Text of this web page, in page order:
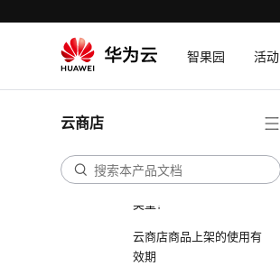
智果园 活动
云商店
如何在云商店发布商品？
如何发布多SKU定价规
如何判断发布的商品对应
云商店上的哪种商品接入
类型？
云商店商品上架的使用有
效期